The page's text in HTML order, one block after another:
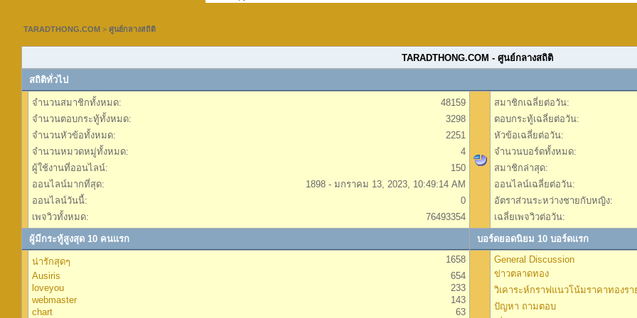
TARADTHONG.COM > ศูนย์กลางสถิติ
TARADTHONG.COM - ศูนย์กลางสถิติ
สถิติทั่วไป
จำนวนสมาชิกทั้งหมด:
48159
จำนวนตอบกระทู้ทั้งหมด:
3298
จำนวนหัวข้อทั้งหมด:
2251
จำนวนหมวดหมู่ทั้งหมด:
4
ผู้ใช้งานที่ออนไลน์:
150
ออนไลน์มากที่สุด:
1898 - มกราคม 13, 2023, 10:49:14 AM
ออนไลน์วันนี้:
0
เพจวิวทั้งหมด:
76493354
สมาชิกเฉลี่ยต่อวัน:
ตอบกระทู้เฉลี่ยต่อวัน:
หัวข้อเฉลี่ยต่อวัน:
จำนวนบอร์ดทั้งหมด:
สมาชิกล่าสุด:
ออนไลน์เฉลี่ยต่อวัน:
อัตราส่วนระหว่างชายกับหญิง:
เฉลี่ยเพจวิวต่อวัน:
ผู้มีกระทู้สูงสุด 10 คนแรก บอร์ดยอดนิยม 10 บอร์ดแรก
น่ารักสุดๆ
1658
Ausiris
654
loveyou
233
webmaster
143
chart
63
General Discussion
ข่าวตลาดทอง
วิเคาระห์กราฟแนวโน้มราคาทองรา
ปัญหา ถามตอบ